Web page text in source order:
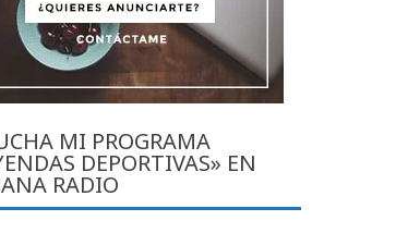
MI PROGRAMA
DEPORTIVAS» EN
RADIO